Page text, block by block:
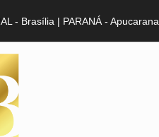
- Brasília | PARANÁ - Apucarana